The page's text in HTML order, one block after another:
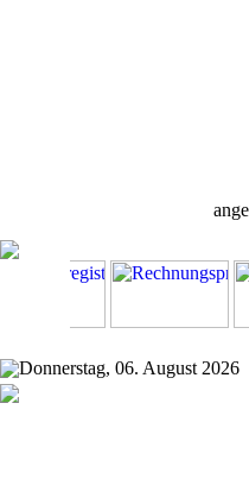
Donnerstag, 06. August 2026